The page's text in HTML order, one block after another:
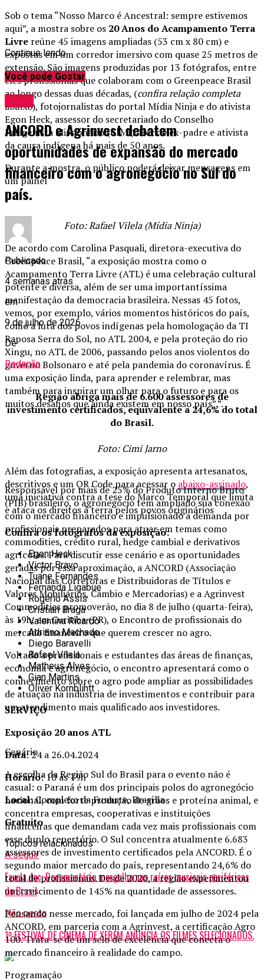
Sob o tema “Nosso Marco é Ancestral: sempre estivemos
aqui”, a mostra sobre os 20 Anos do Acampamento Terra
Livre reúne 45 imagens ampliadas (53 cm x 80 cm) e
expostas em um corredor imersivo com quase 25 metros de
extensão. São imagens produzidas por 13 fotógrafos, entre
eles profissionais que colaboram com o Greenpeace Brasil
ao longo dessas duas décadas, (confira relação completa
abaixo), fotojornalistas do portal Mídia Ninja e do ativista
Egon Heck, assessor do secretariado do Conselho
Indigenista Missionário (CIMI). Heck é ex-padre e ativista
da causa indígena há mais de 50 anos.
Durante a mostra, o público poderá deixar mensagens em
um painel
Foto: Rafael Vilela (Mídia Ninja)
De acordo com Carolina Pasquali, diretora-executiva do
Greenpeace Brasil, “a exposição mostra como o
Acampamento Terra Livre (ATL) é uma celebração cultural
potente e diversa, além de ser uma importantíssima
manifestação da democracia brasileira. Nessas 45 fotos,
vemos, por exemplo, vários momentos históricos do país,
como a luta dos povos indígenas pela homologação da TI
Raposa Serra do Sol, no ATL 2004, e pela proteção do rio
Xingu, no ATL de 2006, passando pelos anos violentos do
governo Bolsonaro e até pela pandemia do coronavírus. É
uma exposição linda, para aprender e relembrar, mas
também para inspirar um olhar para o futuro e para os
muitos desafios que ainda existem em nosso país”.”.
Foto: Cimi Jarno
Além das fotografias, a exposição apresenta artesanatos,
descritivos e um QR Code para acessar o abaixo-assinado,
uma iniciativa contra a tese do Marco Temporal que limita
e ataca os direitos à terra pelos povos originários
Confira os fotógrafos da exposição:
Egon Heck
Victor Bravo
Tuane Fernandes
Fernanda Ligabue
Rogério Assis
Cristian Braga
Valentina Ricardo
Adriano Machado
Diego Baravelli
Rafael Vilela
Matheus Alves
Gian Martins
Oliver Kornblihtt
SERVIÇO
Exposição 20 anos ATL
Data: 24 a 26.04.2024
Horário: 10 às 19h
Local: Complexo da Funarte, Brasília
Gratuito
Tópicos relacionados
A seguir
Favela.doc: Documentário mergulha nas raízes musicais periféricas
do Brasil
Não perca
1º FESTIVAL DE CINEMA DE XERÉM ANUNCIA OS FILMES SELECIONADOS.
Continue lendo
Você pode Gostar
Brasil
ANCORD e Agrinvest debatem
oportunidades de expansão do mercado
financeiro com o agronegócio no Sul do
país.
Publicado
4 semanas atrás
em
9 de julho de 2026
De
Redação
Região abriga mais de 6.600 assessores de
investimento certificados, equivalente a 24,6% do total
do Brasil.
Responsável por mais de 25% do Produto Interno Bruto
(PIB) brasileiro, o agronegócio tem ampliado sua conexão
com o mercado financeiro e impulsionado a demanda por
profissionais preparados para atuar em temas como
commodities, crédito rural, hedge cambial e derivativos
agrícolas. Para discutir esse cenário e as oportunidades
geradas por essa aproximação, a ANCORD (Associação
Nacional das Corretoras e Distribuidoras de Títulos e
Valores Mobiliários, Câmbio e Mercadorias) e a Agrinvest
Commodities promoverão, no dia 8 de julho (quarta-feira),
às 19h, em Curitiba (PR), o Encontro de profissionais do
mercado financeiro que querem crescer no agro.
Voltado a profissionais e estudantes das áreas de finanças,
economia e agronegócio, o encontro apresentará como o
conhecimento sobre o agro pode ampliar as possibilidades
de atuação na indústria de investimentos e contribuir para
um atendimento mais qualificado aos investidores.
Cenário
A escolha da Região Sul do Brasil para o evento não é
casual: o Paraná é um dos principais polos do agronegócio
nacional, com forte produção de grãos e proteína animal, e
concentra empresas, cooperativas e instituições
financeiras que demandam cada vez mais profissionais com
esse duplo repertório. O Sul concentra atualmente 6.683
assessores de investimento certificados pela ANCORD. É o
segundo maior mercado do país, representando 24,6% do
total de profissionais. Desde 2020, a região experimentou
um crescimento de 145% na quantidade de assessores.
Pensando nesse mercado, foi lançada em julho de 2024 pela
ANCORD, em parceria com a Agrinvest, a certificação Agro
100. Trata-se de um selo de excelência que conecta o
mercado financeiro à realidade do campo.
Programação